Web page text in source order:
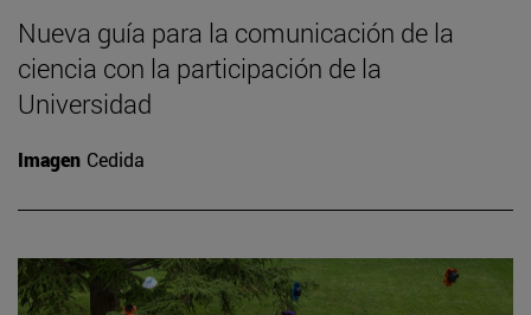
Nueva guía para la comunicación de la
ciencia con la participación de la
Universidad
Imagen Cedida